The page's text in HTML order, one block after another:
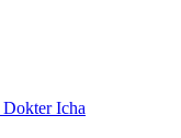
Icha